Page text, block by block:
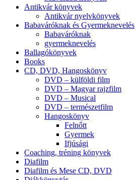
Antikvár könyvek
Antikvár nyelvkönyvek
Babaváróknak és Gyermeknevelés
Babaváróknak
gyermeknevelés
Ballagókönyvek
Books
CD, DVD, Hangoskönyv
DVD – külföldi film
DVD – Magyar rajzfilm
DVD – Musical
DVD – természetfilm
Hangoskönyv
Felnőtt
Gyermek
Ifjúsági
Coaching, tréning könyvek
Diafilm
Diafilm és Mese CD, DVD